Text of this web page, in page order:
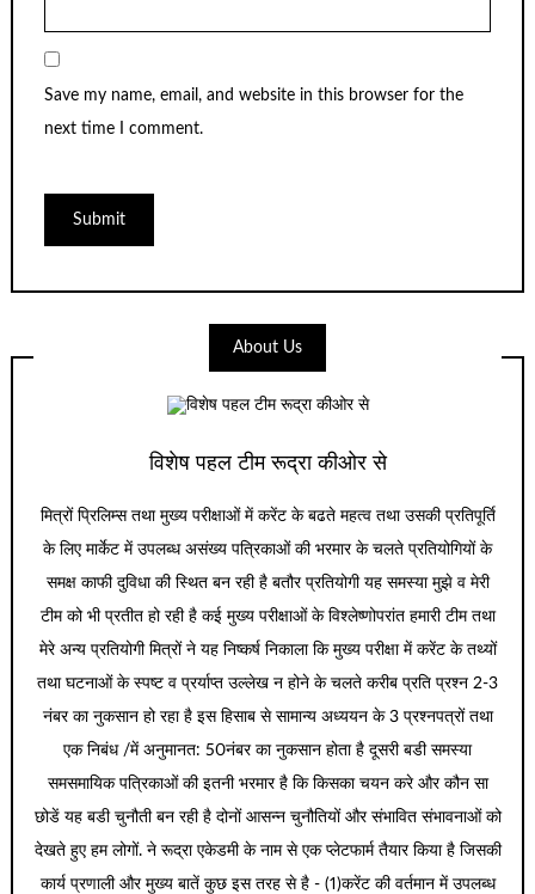
Save my name, email, and website in this browser for the
next time I comment.
About Us
विशेष पहल टीम रूद्रा कीओर से
मित्रों प्रिलिम्स तथा मुख्य परीक्षाओं में करेंट के बढते महत्व तथा उसकी प्रतिपूर्ति
के लिए मार्केट में उपलब्ध असंख्य पत्रिकाओं की भरमार के चलते प्रतियोगियों के
समक्ष काफी दुविधा की स्थित बन रही है बतौर प्रतियोगी यह समस्या मुझे व मेरी
टीम को भी प्रतीत हो रही है कई मुख्य परीक्षाओं के विश्लेष्णोपरांत हमारी टीम तथा
मेरे अन्य प्रतियोगी मित्रों ने यह निष्कर्ष निकाला कि मुख्य परीक्षा में करेंट के तथ्यों
तथा घटनाओं के स्पष्ट व प्रर्याप्त उल्लेख न होने के चलते करीब प्रति प्रश्न 2-3
नंबर का नुकसान हो रहा है इस हिसाब से सामान्य अध्ययन के 3 प्रश्नपत्रों तथा
एक निबंध /में अनुमानत: 50नंबर का नुकसान होता है दूसरी बडी समस्या
समसमायिक पत्रिकाओं की इतनी भरमार है कि किसका चयन करे और कौन सा
छोडें यह बडी चुनौती बन रही है दोनों आसन्न चुनौतियों और संभावित संभावनाओं को
देखते हुए हम लोगों. ने रूद्रा एकेडमी के नाम से एक प्लेटफार्म तैयार किया है जिसकी
कार्य प्रणाली और मुख्य बातें कुछ इस तरह से है - (1)करेंट की वर्तमान में उपलब्ध